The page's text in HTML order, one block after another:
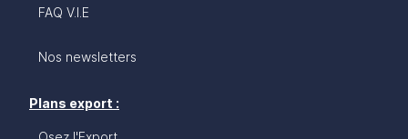
FAQ V.I.E
Nos newsletters
Plans export :